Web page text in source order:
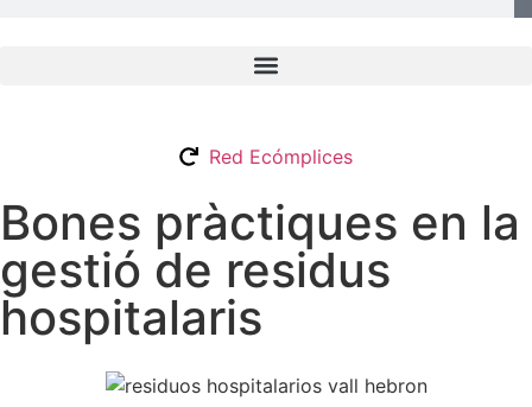
Red Ecómplices
Bones pràctiques en la
gestió de residus
hospitalaris